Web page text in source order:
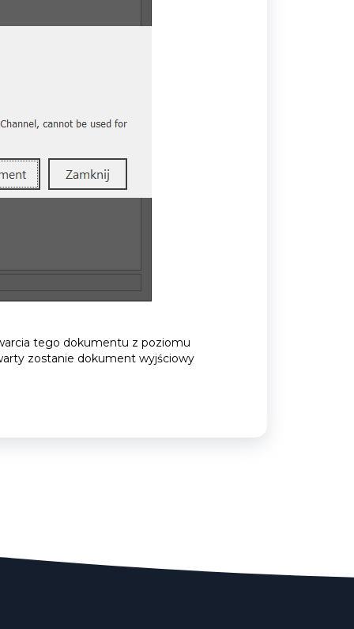
tego dokumentu z poziomu
zostanie dokument wyjściowy